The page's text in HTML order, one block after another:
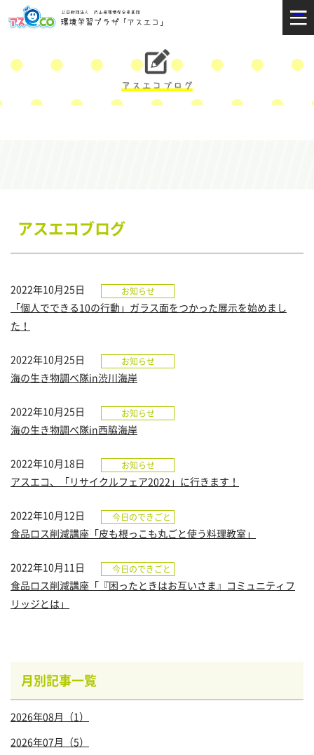
アスエコブログ
2022年10月25日 お知らせ
「個人でできる10の行動」ガラス面をつかった展示を始めまし
た！
2022年10月25日 お知らせ
海の生き物調べ隊in渋川海岸
2022年10月25日 お知らせ
海の生き物調べ隊in西脇海岸
2022年10月18日 お知らせ
アスエコ、「リサイクルフェア2022」に行きます！
2022年10月12日 今日のできごと
食品ロス削減講座「皮も根っこも丸ごと使う料理教室」
2022年10月11日 今日のできごと
食品ロス削減講座「『困ったときはお互いさま』コミュニティフ
リッジとは」
月別記事一覧
2026年08月（1）
2026年07月（5）